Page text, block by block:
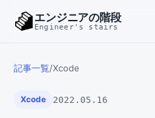
エンジニアの階段
Engineer's stairs
記事一覧/Xcode
Xcode 2022.05.16